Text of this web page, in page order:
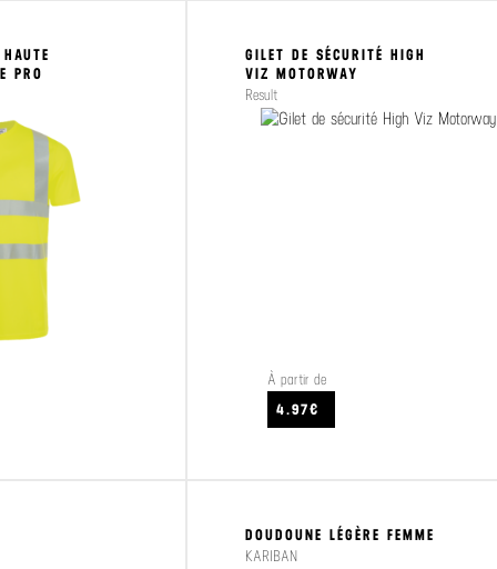
PRO
VOIR LE PRODUIT
GILET DE SÉCURITÉ HIGH
VIZ MOTORWAY
Result
À partir de
4.97€
DOUDOUNE LÉGÈRE FEMME
KARIBAN